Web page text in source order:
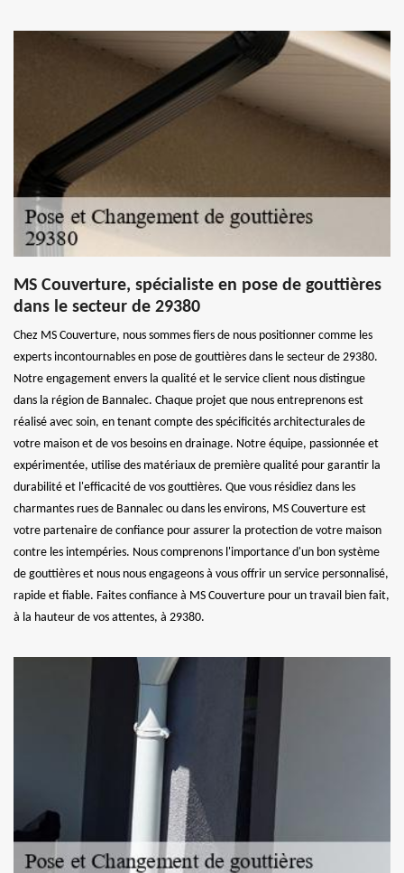
MS Couverture, spécialiste en pose de gouttières
dans le secteur de 29380
Chez MS Couverture, nous sommes fiers de nous positionner comme les
experts incontournables en pose de gouttières dans le secteur de 29380.
Notre engagement envers la qualité et le service client nous distingue
dans la région de Bannalec. Chaque projet que nous entreprenons est
réalisé avec soin, en tenant compte des spécificités architecturales de
votre maison et de vos besoins en drainage. Notre équipe, passionnée et
expérimentée, utilise des matériaux de première qualité pour garantir la
durabilité et l'efficacité de vos gouttières. Que vous résidiez dans les
charmantes rues de Bannalec ou dans les environs, MS Couverture est
votre partenaire de confiance pour assurer la protection de votre maison
contre les intempéries. Nous comprenons l'importance d'un bon système
de gouttières et nous nous engageons à vous offrir un service personnalisé,
rapide et fiable. Faites confiance à MS Couverture pour un travail bien fait,
à la hauteur de vos attentes, à 29380.